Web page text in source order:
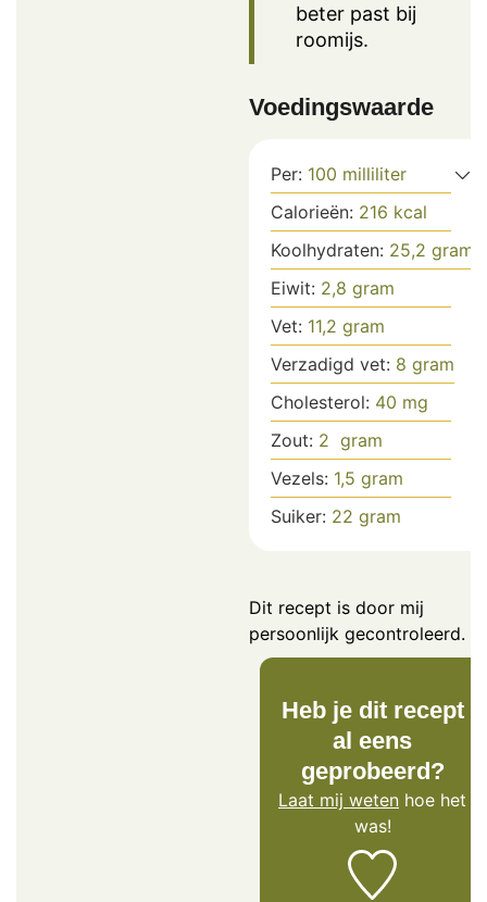
beter past bij
roomijs.
Voedingswaarde
Per: 100 milliliter
Calorieën: 216 kcal
Koolhydraten: 25,2 gram
Eiwit: 2,8 gram
Vet: 11,2 gram
Verzadigd vet: 8 gram
Cholesterol: 40 mg
Zout: 2 gram
Vezels: 1,5 gram
Suiker: 22 gram
Dit recept is door mij
persoonlijk gecontroleerd.
Heb je dit recept
al eens
geprobeerd?
Laat mij weten hoe het
was!